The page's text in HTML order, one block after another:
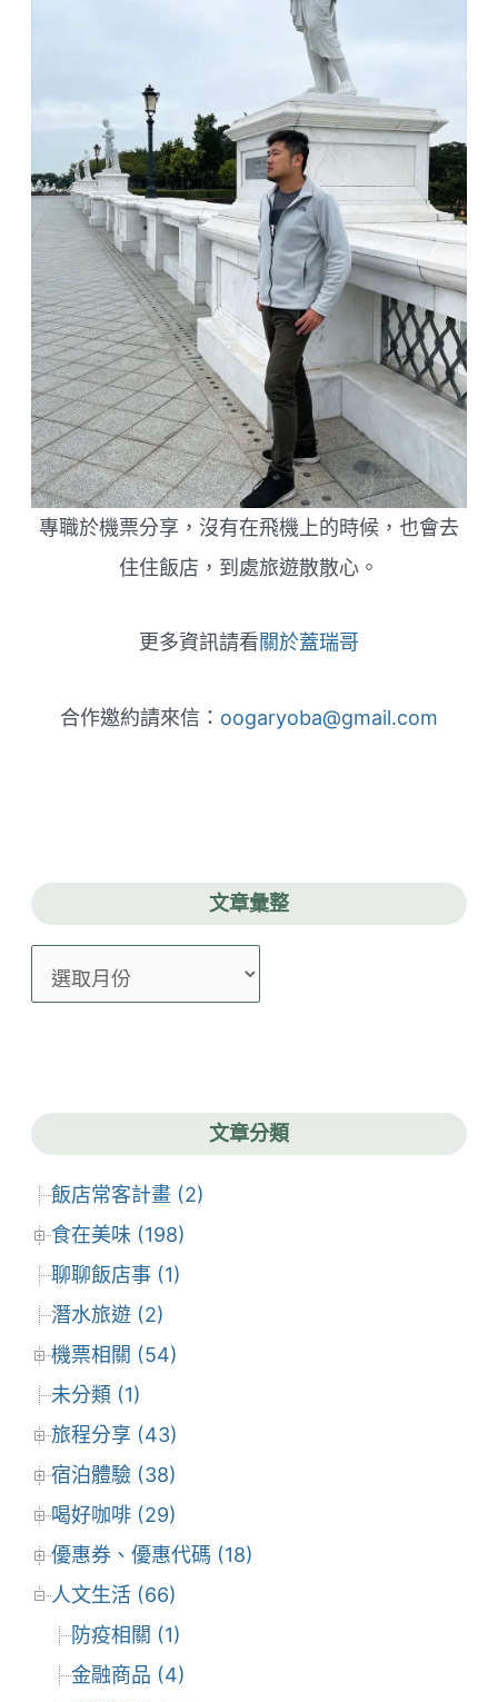
專職於機票分享，沒有在飛機上的時候，也會去
住住飯店，到處旅遊散散心。
更多資訊請看關於蓋瑞哥
合作邀約請來信： oogaryoba@gmail.com
文章彙整
章
文章分類
飯店常客計畫 (2)
食在美味 (198)
聊聊飯店事 (1)
潛水旅遊 (2)
機票相關 (54)
未分類 (1)
旅程分享 (43)
宿泊體驗 (38)
喝好咖啡 (29)
優惠券、優惠代碼 (18)
人文生活 (66)
防疫相關 (1)
金融商品 (4)